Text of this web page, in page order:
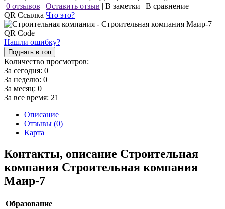
0 отзывов | Оставить отзыв | В заметки | В сравнение
QR Ссылка Что это?
Нашли ошибку?
Поднять в топ
Количество просмотров:
За сегодня: 0
За неделю: 0
За месяц: 0
За все время: 21
Описание
Отзывы (0)
Карта
Контакты, описание Строительная
компания Строительная компания
Маир-7
Образование